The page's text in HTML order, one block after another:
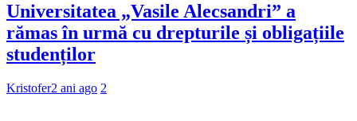
Universitatea „Vasile Alecsandri” a
rămas în urmă cu drepturile și obligațiile
studenților
Kristofer2 ani ago 2